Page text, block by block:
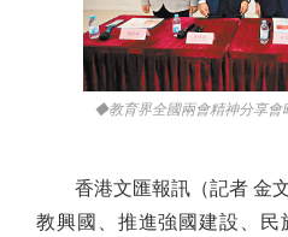
◆教育界全國兩會精神分享會
香港文匯報訊（記者 金文
教興國、推進強國建設、